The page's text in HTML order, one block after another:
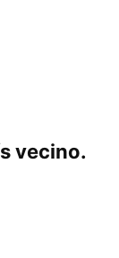
vecino.